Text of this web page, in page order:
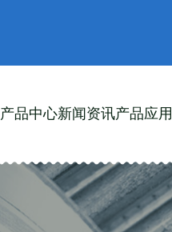
产品中心新闻资讯产品应用